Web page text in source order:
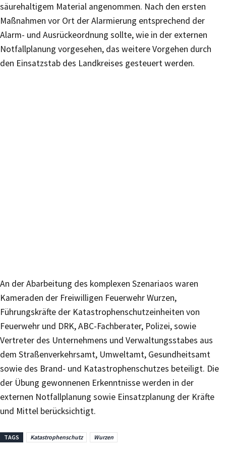
säurehaltigem Material angenommen. Nach den ersten
Maßnahmen vor Ort der Alarmierung entsprechend der
Alarm- und Ausrückeordnung sollte, wie in der externen
Notfallplanung vorgesehen, das weitere Vorgehen durch
den Einsatzstab des Landkreises gesteuert werden.
An der Abarbeitung des komplexen Szenariaos waren
Kameraden der Freiwilligen Feuerwehr Wurzen,
Führungskräfte der Katastrophenschutzeinheiten von
Feuerwehr und DRK, ABC-Fachberater, Polizei, sowie
Vertreter des Unternehmens und Verwaltungsstabes aus
dem Straßenverkehrsamt, Umweltamt, Gesundheitsamt
sowie des Brand- und Katastrophenschutzes beteiligt. Die
der Übung gewonnenen Erkenntnisse werden in der
externen Notfallplanung sowie Einsatzplanung der Kräfte
und Mittel berücksichtigt.
TAGS Katastrophenschutz Wurzen